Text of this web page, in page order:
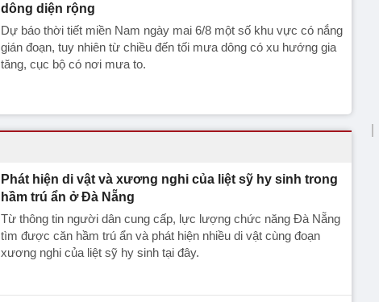
dông diện rộng
Dự báo thời tiết miền Nam ngày mai 6/8 một số khu vực có nắng
gián đoạn, tuy nhiên từ chiều đến tối mưa dông có xu hướng gia
tăng, cục bộ có nơi mưa to.
Phát hiện di vật và xương nghi của liệt sỹ hy sinh trong
hầm trú ẩn ở Đà Nẵng
Từ thông tin người dân cung cấp, lực lượng chức năng Đà Nẵng
tìm được căn hầm trú ẩn và phát hiện nhiều di vật cùng đoạn
xương nghi của liệt sỹ hy sinh tại đây.